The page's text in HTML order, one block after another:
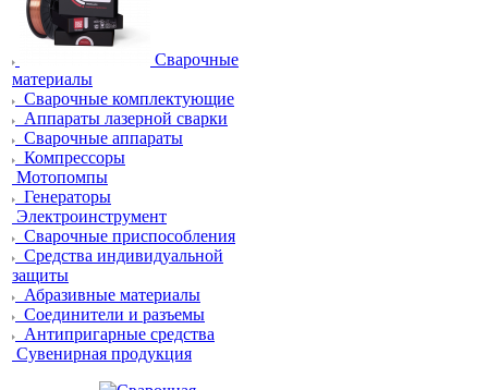
Сварочные
материалы
Сварочные комплектующие
Аппараты лазерной сварки
Сварочные аппараты
Компрессоры
Мотопомпы
Генераторы
Электроинструмент
Сварочные приспособления
Средства индивидуальной
защиты
Абразивные материалы
Соединители и разъемы
Антипригарные средства
Сувенирная продукция